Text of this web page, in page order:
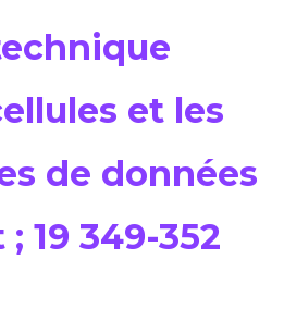
et les
de données
19 349-352